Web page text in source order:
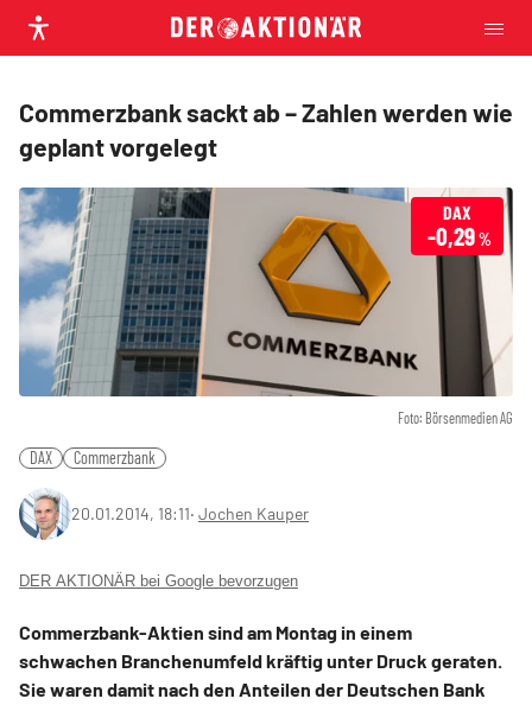
Commerzbank sackt ab – Zahlen werden wie
geplant vorgelegt
Foto: Börsenmedien AG
DAX
-0,29%
DAX Commerzbank
20.01.2014, 18:11‧ Jochen Kauper
DER AKTIONÄR bei Google bevorzugen
Commerzbank-Aktien sind am Montag in einem
schwachen Branchenumfeld kräftig unter Druck geraten.
Sie waren damit nach den Anteilen der Deutschen Bank